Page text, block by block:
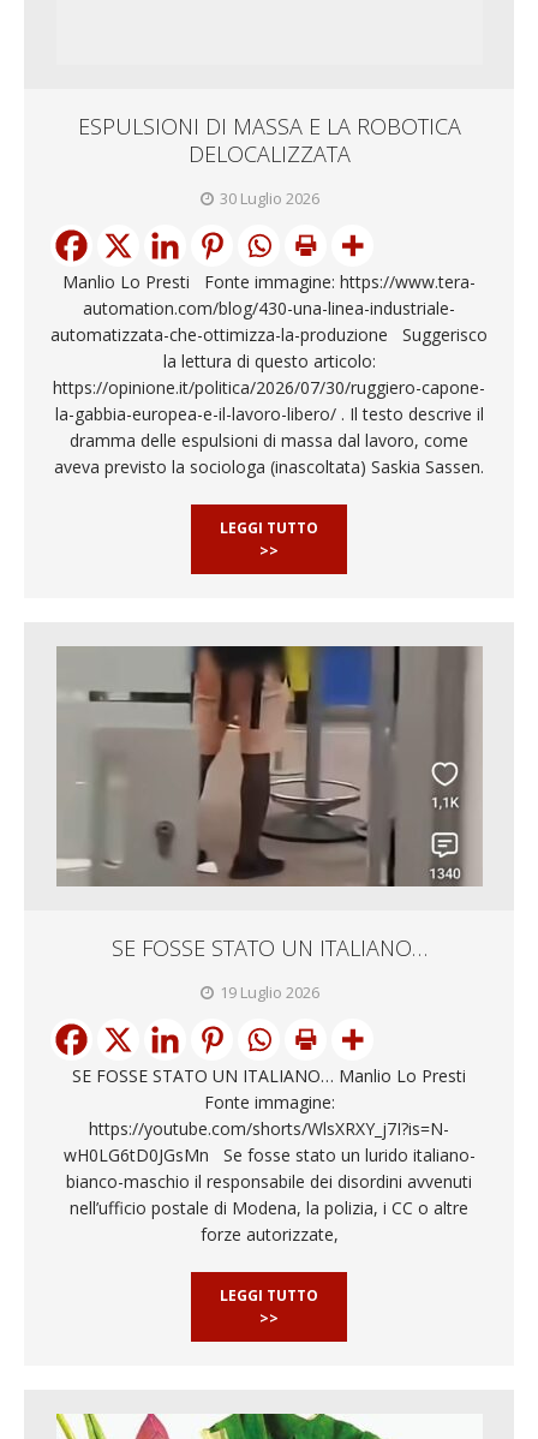
ESPULSIONI DI MASSA E LA ROBOTICA
DELOCALIZZATA
30 Luglio 2026
Manlio Lo Presti Fonte immagine: https://www.tera-
automation.com/blog/430-una-linea-industriale-
automatizzata-che-ottimizza-la-produzione Suggerisco
la lettura di questo articolo:
https://opinione.it/politica/2026/07/30/ruggiero-capone-
la-gabbia-europea-e-il-lavoro-libero/ . Il testo descrive il
dramma delle espulsioni di massa dal lavoro, come
aveva previsto la sociologa (inascoltata) Saskia Sassen.
LEGGI TUTTO
>>
SE FOSSE STATO UN ITALIANO…
19 Luglio 2026
SE FOSSE STATO UN ITALIANO… Manlio Lo Presti
Fonte immagine:
https://youtube.com/shorts/WlsXRXY_j7I?is=N-
wH0LG6tD0JGsMn Se fosse stato un lurido italiano-
bianco-maschio il responsabile dei disordini avvenuti
nell’ufficio postale di Modena, la polizia, i CC o altre
forze autorizzate,
LEGGI TUTTO
>>